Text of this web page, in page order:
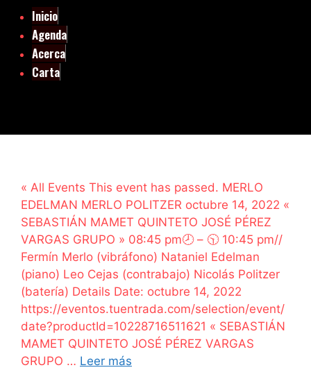
Inicio
Agenda
Acerca
Carta
« All Events This event has passed. MERLO
EDELMAN MERLO POLITZER octubre 14, 2022 «
SEBASTIÁN MAMET QUINTETO JOSÉ PÉREZ
VARGAS GRUPO » 08:45 pm🕗 – 🕥 10:45 pm//
Fermín Merlo (vibráfono) Nataniel Edelman
(piano) Leo Cejas (contrabajo) Nicolás Politzer
(batería) Details Date: octubre 14, 2022
https://eventos.tuentrada.com/selection/event/
date?productId=10228716511621 « SEBASTIÁN
MAMET QUINTETO JOSÉ PÉREZ VARGAS
GRUPO … Leer más